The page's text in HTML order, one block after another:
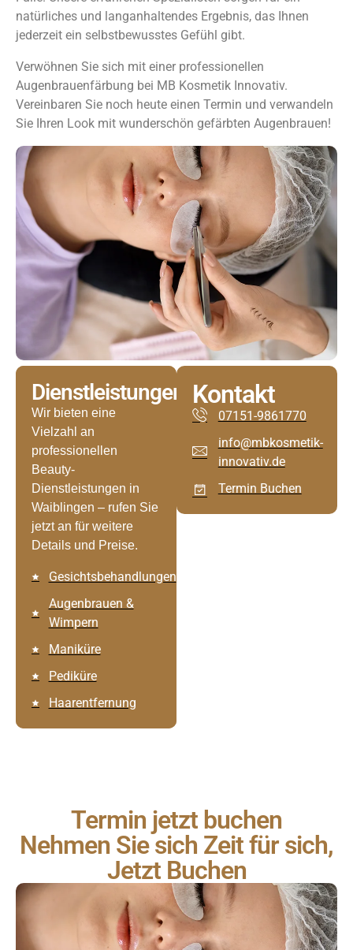
Dienstleistungen
Wir bieten eine
Vielzahl an
professionellen
Beauty-
Dienstleistungen in
Waiblingen – rufen Sie
jetzt an für weitere
Details und Preise.
Gesichtsbehandlungen
Augenbrauen &
Wimpern
Maniküre
Pediküre
Haarentfernung
Kontakt
07151-9861770
info@mbkosmetik-
innovativ.de
Termin Buchen
natürliches und langanhaltendes Ergebnis, das Ihnen
jederzeit ein selbstbewusstes Gefühl gibt.
Verwöhnen Sie sich mit einer professionellen
Augenbrauenfärbung bei MB Kosmetik Innovativ.
Vereinbaren Sie noch heute einen Termin und verwandeln
Sie Ihren Look mit wunderschön gefärbten Augenbrauen!
Termin jetzt buchen
Nehmen Sie sich Zeit für sich,
Jetzt Buchen